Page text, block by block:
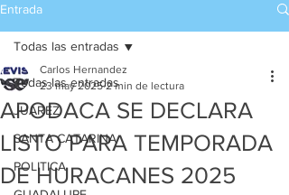
Entrada
Todas las entradas
JUAREZ
SANTA CATARINA
POLITICA
Todas las entradas
APODACA SE DECLARA
LISTO PARA TEMPORADA
DE HURACANES 2025
Carlos Hernandez
23 may 2025 2 min de lectura